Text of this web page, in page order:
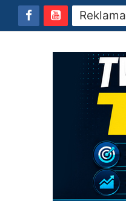
Reklama